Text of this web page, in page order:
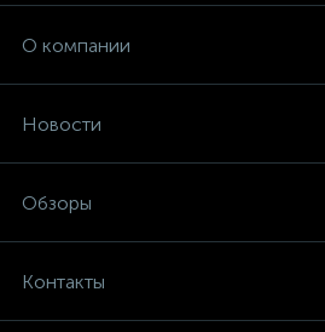
О компании
Новости
Обзоры
Контакты